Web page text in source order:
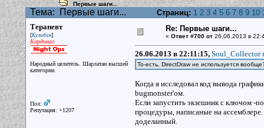
Первые шаги...
Тема: Первые шаги... Страниц: 1 2 3 4 5 6 7 8 9 10
Терапевт
[Кулибин]
Кардинал
Народный целитель. Шарлатан высшей
категории.
Пол:
Репутация: +1207
Re: Первые шаги...
« Ответ #700 от26.06.2013 в
26.06.2013 в 22:11:15, Soul_Collector
То-есть, DirectDraw не используется
Когда я исследовал код вывода
bugmonster'ом.
Если запустить экзешник с ключом -
процедуры, написаные на
доделанный.